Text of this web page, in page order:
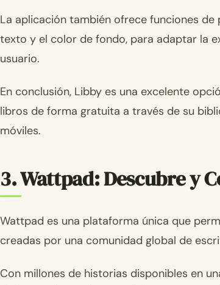
La aplicación también ofrece funciones
texto y el color de fondo, para adaptar la
usuario.
En conclusión, Libby es una excelente
libros de forma gratuita a través de su
móviles.
3. Wattpad: Descubre y
Wattpad es una plataforma única que
creadas por una comunidad global de
Con millones de historias disponibles en